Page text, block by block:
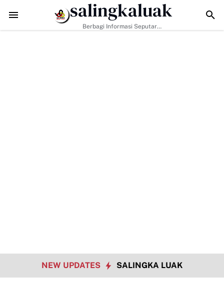
Dukung Percepatan Sertifikasi Halal Produk UMKM TMMD Ke-
salingkaluak
Berbagi Informasi Seputar
NEW UPDATES SALINGKA LUAK